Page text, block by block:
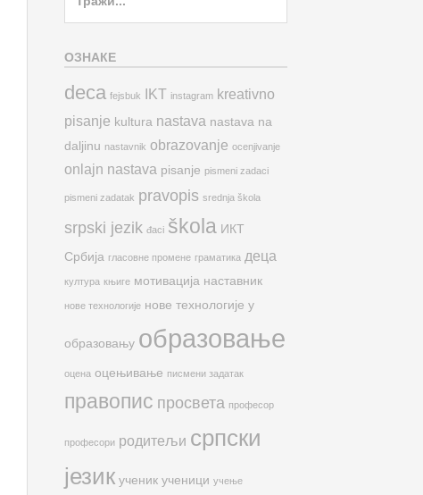
ОЗНАКЕ
deca fejsbuk IKT instagram kreativno
pisanje kultura nastava nastava na
daljinu nastavnik obrazovanje ocenjivanje
onlajn nastava pisanje pismeni zadaci
pismeni zadatak pravopis srednja škola
srpski jezik đaci škola ИКТ
Србија гласовне промене граматика деца
култура књиге мотивација наставник
нове технологије нове технологије у
образовању образовање
оцена оцењивање писмени задатак
правопис просвета професор
професори родитељи српски
језик ученик ученици учење